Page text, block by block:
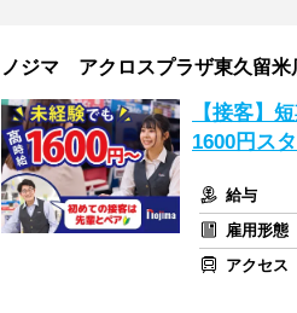
ノジマ アクロスプラザ東久留米
【接客】
1600円ス
給与
雇用形態
アクセス